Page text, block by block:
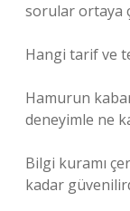
sorular ortaya
Hangi tarif ve
Hamurun
deneyimle ne
Bilgi kuramı
kadar